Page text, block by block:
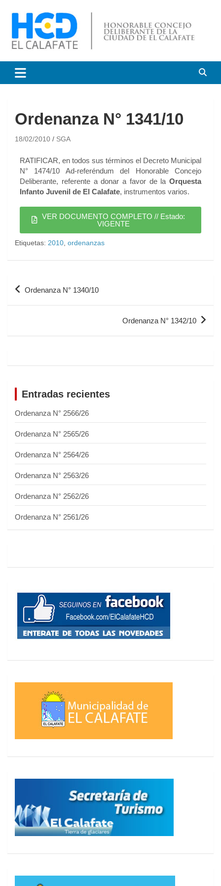
Honorable Concejo
Deliberante de El Calafate
Ordenanza N° 1341/10
18/02/2010 SGA
RATIFICAR, en todos sus términos el Decreto Municipal
N° 1474/10 Ad-referéndum del Honorable Concejo
Deliberante, referente a donar a favor de la Orquesta
Infanto Juvenil de El Calafate, instrumentos varios.
VER DOCUMENTO COMPLETO // Estado:
VIGENTE
Etiquetas: 2010 ordenanzas
Ordenanza N° 1340/10
Ordenanza N° 1342/10
Entradas recientes
Ordenanza N° 2566/26
Ordenanza N° 2565/26
Ordenanza N° 2564/26
Ordenanza N° 2563/26
Ordenanza N° 2562/26
Ordenanza N° 2561/26